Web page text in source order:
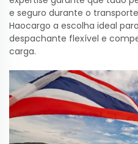
e seguro durante o
Haocargo a escolha ideal
despachante flexível e
carga.